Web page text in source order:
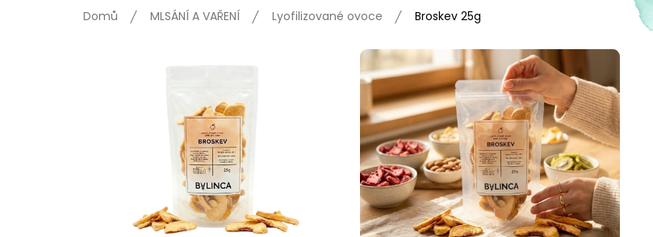
Domů MLSÁNÍ A VAŘENÍ Lyofilizované ovoce Broskev 25g